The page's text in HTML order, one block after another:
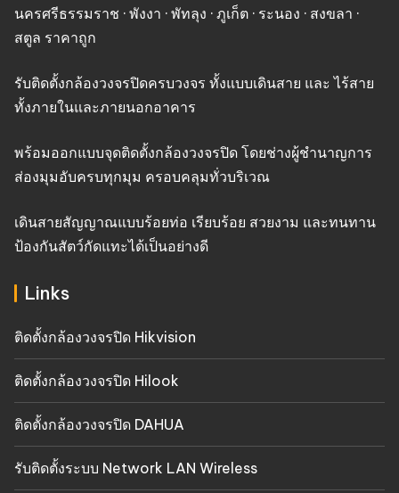
นครศรีธรรมราช · พังงา · พัทลุง · ภูเก็ต · ระนอง · สงขลา ·
สตูล ราคาถูก
รับติดตั้งกล้องวงจรปิดครบวงจร ทั้งแบบเดินสาย และ ไร้สาย
ทั้งภายในและภายนอกอาคาร
พร้อมออกแบบจุดติดตั้งกล้องวงจรปิด โดยช่างผู้ชำนาญการ
ส่องมุมอับครบทุกมุม ครอบคลุมทั่วบริเวณ
เดินสายสัญญาณแบบร้อยท่อ เรียบร้อย สวยงาม และทนทาน
ป้องกันสัตว์กัดแทะได้เป็นอย่างดี
Links
ติดตั้งกล้องวงจรปิด Hikvision
ติดตั้งกล้องวงจรปิด Hilook
ติดตั้งกล้องวงจรปิด DAHUA
รับติดตั้งระบบ Network LAN Wireless